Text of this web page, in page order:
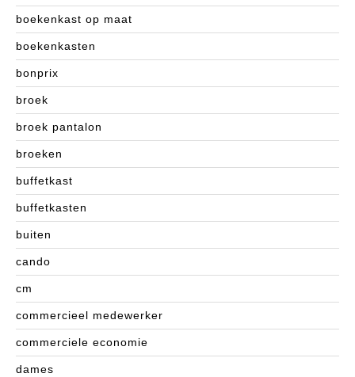
boekenkast op maat
boekenkasten
bonprix
broek
broek pantalon
broeken
buffetkast
buffetkasten
buiten
cando
cm
commercieel medewerker
commerciele economie
dames